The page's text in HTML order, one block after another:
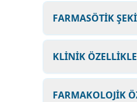
FARMASÖTİK
KLİNİK
FARMAKOLOJİK